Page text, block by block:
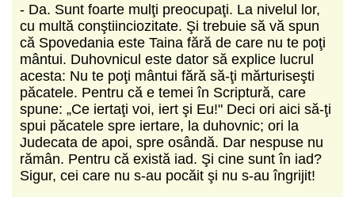
- Da. Sunt foarte mulţi preocupaţi. La nivelul lor,
cu multă conştiinciozitate. Şi trebuie să vă spun
că Spovedania este Taina fără de care nu te poţi
mântui. Duhovnicul este dator să explice lucrul
acesta: Nu te poţi mântui fără să-ţi mărturiseşti
păcatele. Pentru că e temei în Scriptură, care
spune: „Ce iertaţi voi, iert şi Eu!" Deci ori aici să-ţi
spui păcatele spre iertare, la duhovnic; ori la
Judecata de apoi, spre osândă. Dar nespuse nu
rămân. Pentru că există iad. Şi cine sunt în iad?
Sigur, cei care nu s-au pocăit şi nu s-au îngrijit!